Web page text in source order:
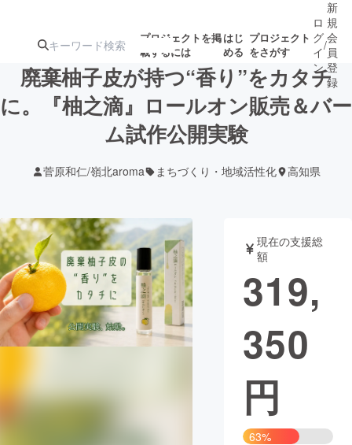
プロジェクトを掲
載するには
はじ
める
プロジェクト
をさがす
注目の新着プロ募集終了が近いプ
テクノロジー・ガジェット
映像・映画 書籍・雑誌
ビジネス・起業 チャレンジ
CAMPFIRE Creation
ロ
グ
イ
ン
/
新
規
会
員
登
録
廃棄柚子皮が持つ“香り”をカタチ
に。『柚之滴』ロールオン販売＆バー
ム試作公開実験
菅原和仁/嶺北aroma まちづくり・地域活性化 高知県
現在の支援総
額
319,
350
円
63%